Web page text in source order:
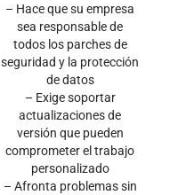
– Hace que su empresa
sea responsable de
todos los parches de
seguridad y la protección
de datos
– Exige soportar
actualizaciones de
versión que pueden
comprometer el trabajo
personalizado
– Afronta problemas sin